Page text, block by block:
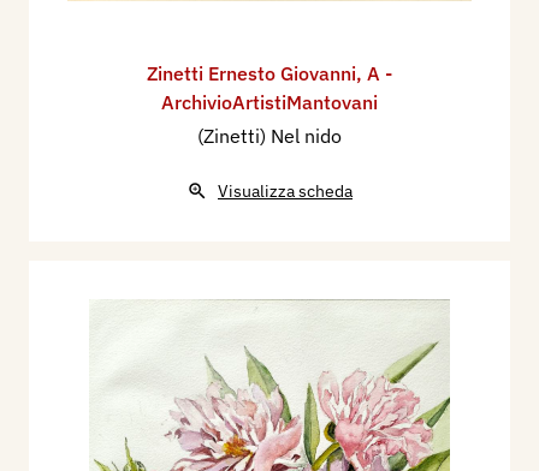
Zinetti Ernesto Giovanni, A -
ArchivioArtistiMantovani
(Zinetti) Nel nido
Visualizza scheda